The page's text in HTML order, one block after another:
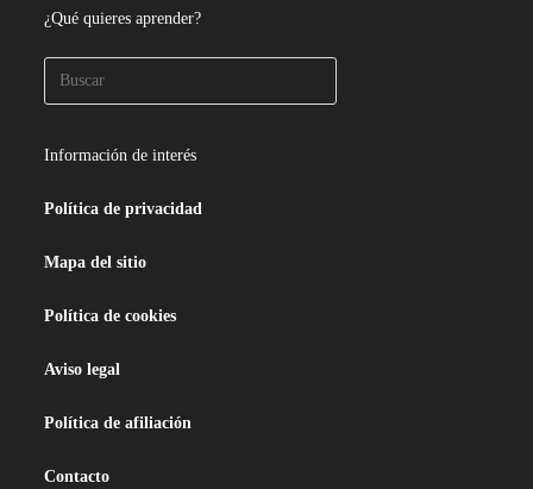
¿Qué quieres aprender?
Información de interés
Política de privacidad
Mapa del sitio
Política de cookies
Aviso legal
Política de afiliación
Contacto